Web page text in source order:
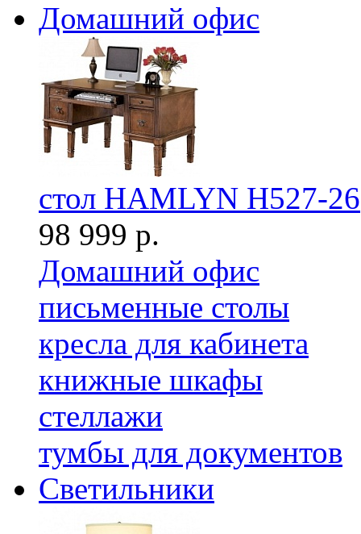
Домашний офис
стол HAMLYN H527-26
98 999 р.
Домашний офис
письменные столы
кресла для кабинета
книжные шкафы
стеллажи
тумбы для документов
Светильники